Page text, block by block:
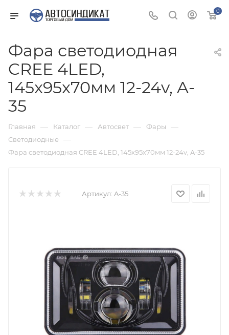
0
Фара светодиодная
CREE 4LED,
145x95x70мм 12-24v, A-
35
Главная — Каталог — Автосвет — Фары —
Светодиодные —
Фара светодиодная CREE 4LED, 145x95x70мм 12-24v, A-35
Артикул: A-35